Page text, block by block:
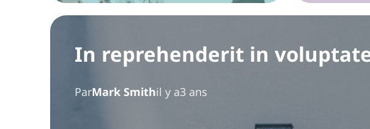
In reprehenderit in
ParMark Smithil y a3 ans